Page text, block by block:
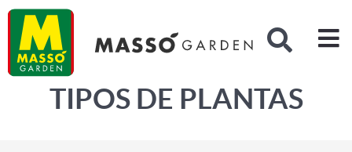
Buscar
TIPOS DE PLANTAS